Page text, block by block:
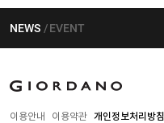
NEWS EVENT
이용안내 이용약관 개인정보처리방침